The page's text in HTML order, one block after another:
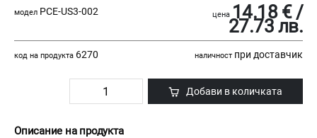
модел PCE-US3-002 цена 14.18 € /
27.73 лв.
код на продукта 6270 наличност при доставчик
Добави в количката
Описание на продукта